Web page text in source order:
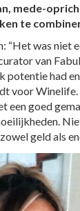
mede-
te
“Het was niet
van
potentie had
voor Winelife.
een goed
geld als